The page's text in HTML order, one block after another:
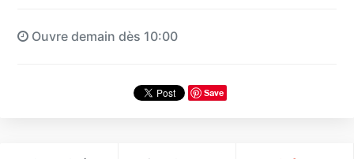
Ouvre demain dès 10:00
Save